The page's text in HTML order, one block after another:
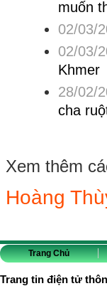
muốn
02/03/
02/03/
Khmer
28/02/
cha
Xem thêm
Hoàng
Trang Chủ
Trang tin điện tử